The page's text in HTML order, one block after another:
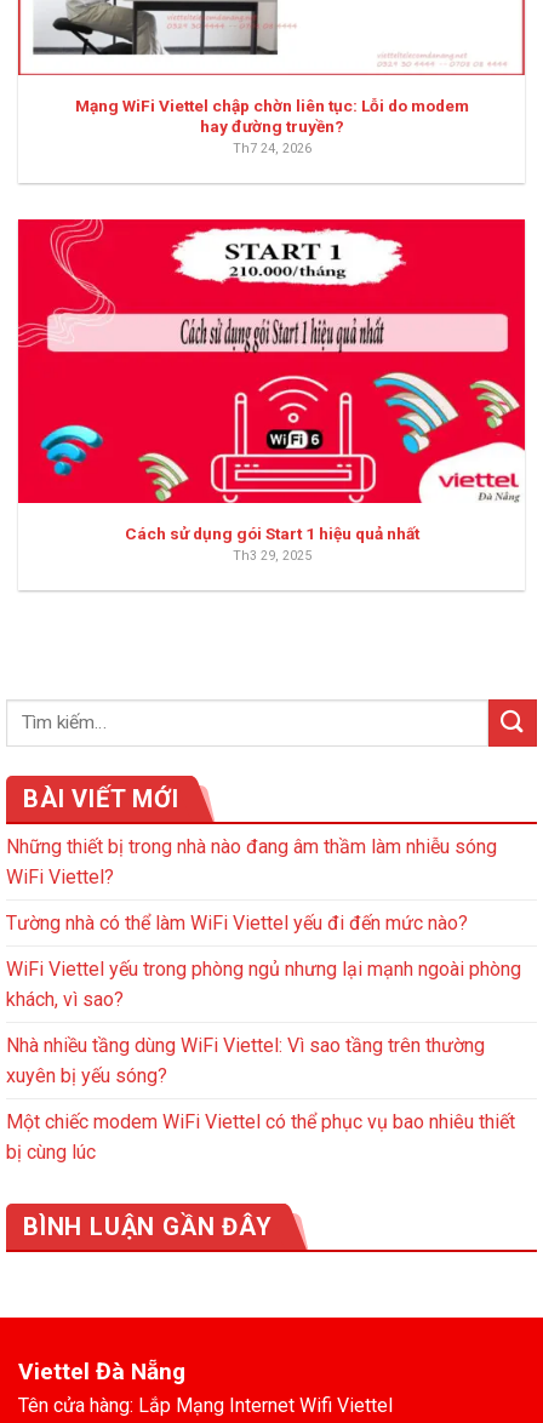
Mạng WiFi Viettel chập chờn liên tục: Lỗi do modem
hay đường truyền?
Th7 24, 2026
Cách sử dụng gói Start 1 hiệu quả nhất
Th3 29, 2025
BÀI VIẾT MỚI
Những thiết bị trong nhà nào đang âm thầm làm nhiễu sóng
WiFi Viettel?
Tường nhà có thể làm WiFi Viettel yếu đi đến mức nào?
WiFi Viettel yếu trong phòng ngủ nhưng lại mạnh ngoài phòng
khách, vì sao?
Nhà nhiều tầng dùng WiFi Viettel: Vì sao tầng trên thường
xuyên bị yếu sóng?
Một chiếc modem WiFi Viettel có thể phục vụ bao nhiêu thiết
bị cùng lúc
BÌNH LUẬN GẦN ĐÂY
Viettel Đà Nẵng
Tên cửa hàng: Lắp Mạng Internet Wifi Viettel